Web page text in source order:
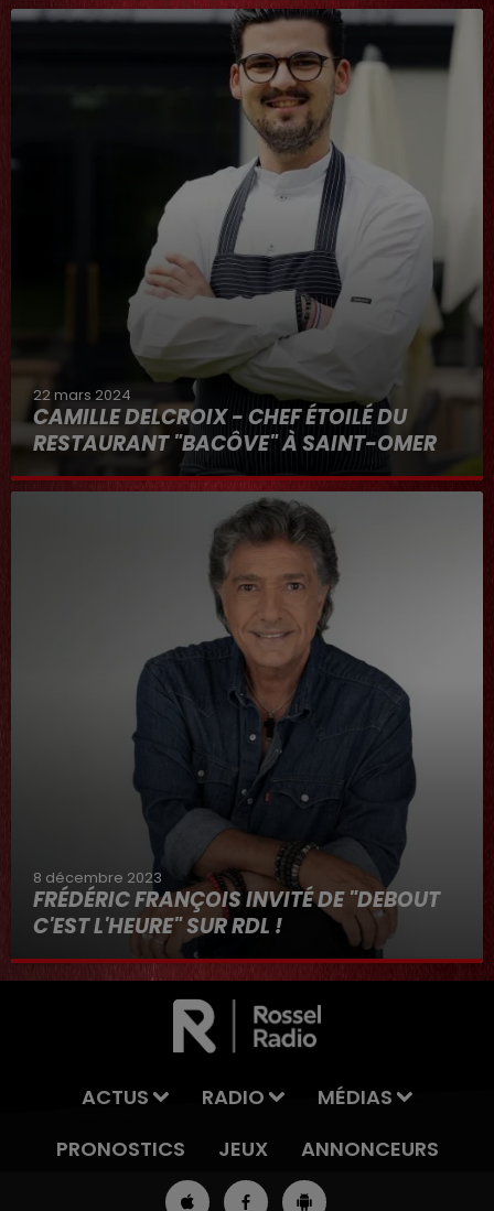
22 mars 2024
CAMILLE DELCROIX - CHEF ÉTOILÉ DU
RESTAURANT "BACÔVE" À SAINT-OMER
Au micro d'Hervé dans "RDL ET VOUS"
8 décembre 2023
FRÉDÉRIC FRANÇOIS INVITÉ DE "DEBOUT
C'EST L'HEURE" SUR RDL !
8 décembre 2023
ACTUS RADIO
MÉDIAS
PRONOSTICS
JEUX ANNONCEURS